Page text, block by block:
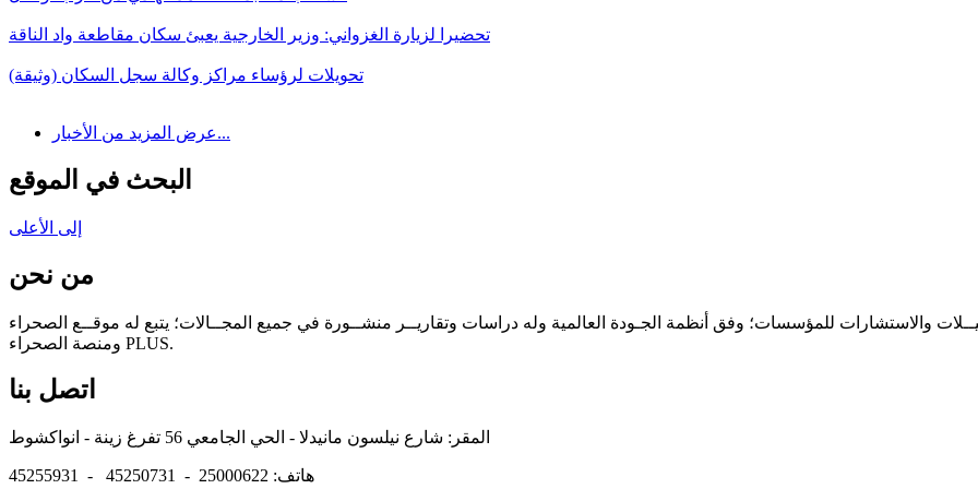
تحضيرا لزيارة الغزواني: وزير الخارجية يعبئ سكان مقاطعة واد الناقة
تحويلات لرؤساء مراكز وكالة سجل السكان (وثيقة)
عرض المزيد من الأخبار...
البحث في الموقع
إلى الأعلى
من نحن
والاستشارات للمؤسسات؛ وفق أنظمة الجـودة العالمية وله دراسات وتقاريــر منشــورة في جميع المجــالات؛ يتبع له موقــع الصحراء
ومنصة الصحراء PLUS.
اتصل بنا
هاتف: 25000622 - 45250731 - 45255931